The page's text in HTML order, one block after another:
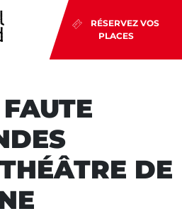
RÉSERVEZ VOS
PLACES
DE